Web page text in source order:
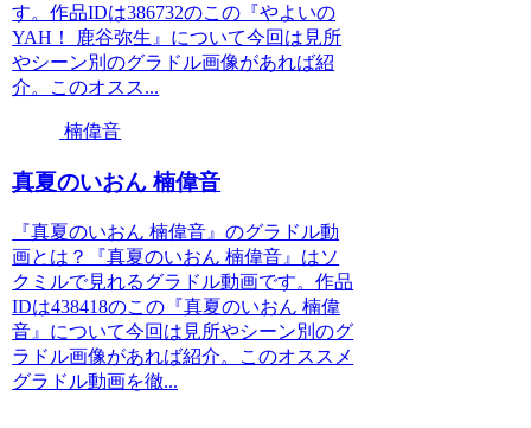
す。作品IDは386732のこの『やよいの
YAH！ 鹿谷弥生』について今回は見所
やシーン別のグラドル画像があれば紹
介。このオスス...
楠偉音
真夏のいおん 楠偉音
『真夏のいおん 楠偉音』のグラドル動
画とは？『真夏のいおん 楠偉音』はソ
クミルで見れるグラドル動画です。作品
IDは438418のこの『真夏のいおん 楠偉
音』について今回は見所やシーン別のグ
ラドル画像があれば紹介。このオススメ
グラドル動画を徹...